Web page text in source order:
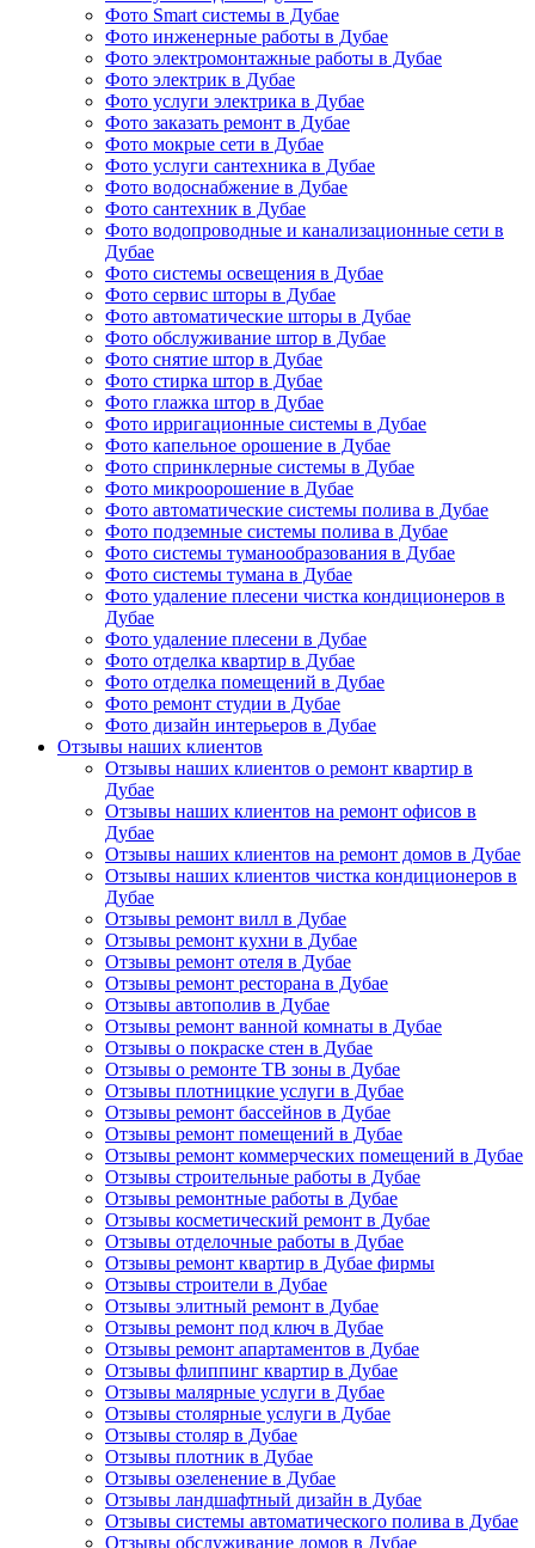
Фото Smart системы в Дубае
Фото инженерные работы в Дубае
Фото электромонтажные работы в Дубае
Фото электрик в Дубае
Фото услуги электрика в Дубае
Фото заказать ремонт в Дубае
Фото мокрые сети в Дубае
Фото услуги сантехника в Дубае
Фото водоснабжение в Дубае
Фото сантехник в Дубае
Фото водопроводные и канализационные сети в
Дубае
Фото системы освещения в Дубае
Фото сервис шторы в Дубае
Фото автоматические шторы в Дубае
Фото обслуживание штор в Дубае
Фото снятие штор в Дубае
Фото стирка штор в Дубае
Фото глажка штор в Дубае
Фото ирригационные системы в Дубае
Фото капельное орошение в Дубае
Фото спринклерные системы в Дубае
Фото микроорошение в Дубае
Фото автоматические системы полива в Дубае
Фото подземные системы полива в Дубае
Фото системы туманообразования в Дубае
Фото системы тумана в Дубае
Фото удаление плесени чистка кондиционеров в
Дубае
Фото удаление плесени в Дубае
Фото отделка квартир в Дубае
Фото отделка помещений в Дубае
Фото ремонт студии в Дубае
Фото дизайн интерьеров в Дубае
Отзывы наших клиентов
Отзывы наших клиентов о ремонт квартир в
Дубае
Отзывы наших клиентов на ремонт офисов в
Дубае
Отзывы наших клиентов на ремонт домов в Дубае
Отзывы наших клиентов чистка кондиционеров в
Дубае
Отзывы ремонт вилл в Дубае
Отзывы ремонт кухни в Дубае
Отзывы ремонт отеля в Дубае
Отзывы ремонт ресторана в Дубае
Отзывы автополив в Дубае
Отзывы ремонт ванной комнаты в Дубае
Отзывы о покраске стен в Дубае
Отзывы о ремонте ТВ зоны в Дубае
Отзывы плотницкие услуги в Дубае
Отзывы ремонт бассейнов в Дубае
Отзывы ремонт помещений в Дубае
Отзывы ремонт коммерческих помещений в Дубае
Отзывы строительные работы в Дубае
Отзывы ремонтные работы в Дубае
Отзывы косметический ремонт в Дубае
Отзывы отделочные работы в Дубае
Отзывы ремонт квартир в Дубае фирмы
Отзывы строители в Дубае
Отзывы элитный ремонт в Дубае
Отзывы ремонт под ключ в Дубае
Отзывы ремонт апартаментов в Дубае
Отзывы флиппинг квартир в Дубае
Отзывы малярные услуги в Дубае
Отзывы столярные услуги в Дубае
Отзывы столяр в Дубае
Отзывы плотник в Дубае
Отзывы озеленение в Дубае
Отзывы ландшафтный дизайн в Дубае
Отзывы системы автоматического полива в Дубае
Отзывы обслуживание домов в Дубае